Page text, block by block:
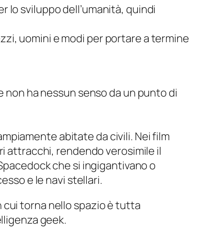
lo sviluppo dell’umanità, quindi
uomini e modi per portare a termine
ha nessun senso da un punto di
abitate da civili. Nei film
attracchi, rendendo verosimile il
che si ingigantivano o
e le navi stellari.
cui torna nello spazio è tutta
geek.